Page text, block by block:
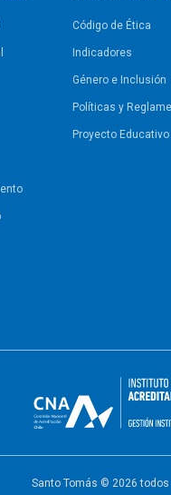
Código de Ética
Indicadores
Género e Inclusión
Políticas y
Proyecto Educativo
Santo Tomás © 2026